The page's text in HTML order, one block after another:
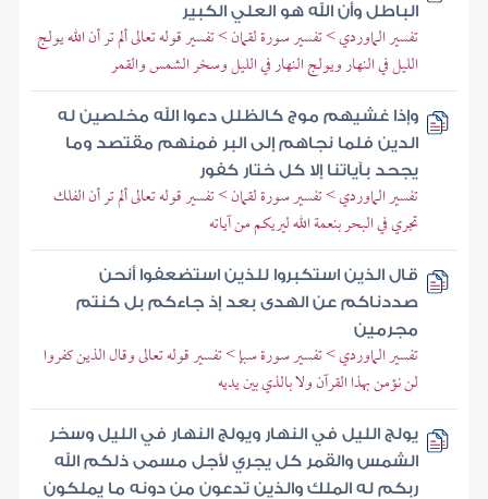
الباطل وأن الله هو العلي الكبير
تفسير الماوردي > تفسير سورة لقمان > تفسير قوله تعالى ألم تر أن الله يولج
الليل في النهار ويولج النهار في الليل وسخر الشمس والقمر
وإذا غشيهم موج كالظلل دعوا الله مخلصين له
الدين فلما نجاهم إلى البر فمنهم مقتصد وما
يجحد بآياتنا إلا كل ختار كفور
تفسير الماوردي > تفسير سورة لقمان > تفسير قوله تعالى ألم تر أن الفلك
تجري في البحر بنعمة الله ليريكم من آياته
قال الذين استكبروا للذين استضعفوا أنحن
صددناكم عن الهدى بعد إذ جاءكم بل كنتم
مجرمين
تفسير الماوردي > تفسير سورة سبإ > تفسير قوله تعالى وقال الذين كفروا
لن نؤمن بهذا القرآن ولا بالذي بين يديه
يولج الليل في النهار ويولج النهار في الليل وسخر
الشمس والقمر كل يجري لأجل مسمى ذلكم الله
ربكم له الملك والذين تدعون من دونه ما يملكون